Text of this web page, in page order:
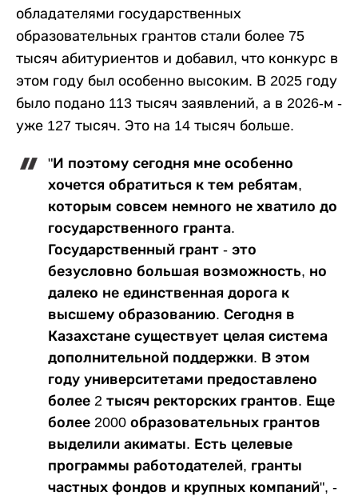
обладателями государственных
образовательных грантов стали более 75
тысяч абитуриентов и добавил, что конкурс в
этом году был особенно высоким. В 2025 году
было подано 113 тысяч заявлений, а в 2026-м -
уже 127 тысяч. Это на 14 тысяч больше.
"И поэтому сегодня мне особенно
хочется обратиться к тем ребятам,
которым совсем немного не хватило до
государственного гранта.
Государственный грант - это
безусловно большая возможность, но
далеко не единственная дорога к
высшему образованию. Сегодня в
Казахстане существует целая система
дополнительной поддержки. В этом
году университетами предоставлено
более 2 тысяч ректорских грантов. Еще
более 2000 образовательных грантов
выделили акиматы. Есть целевые
программы работодателей, гранты
частных фондов и крупных компаний", -